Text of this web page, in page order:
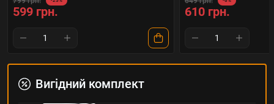
599 грн. 610 грн.
Вигідний комплект